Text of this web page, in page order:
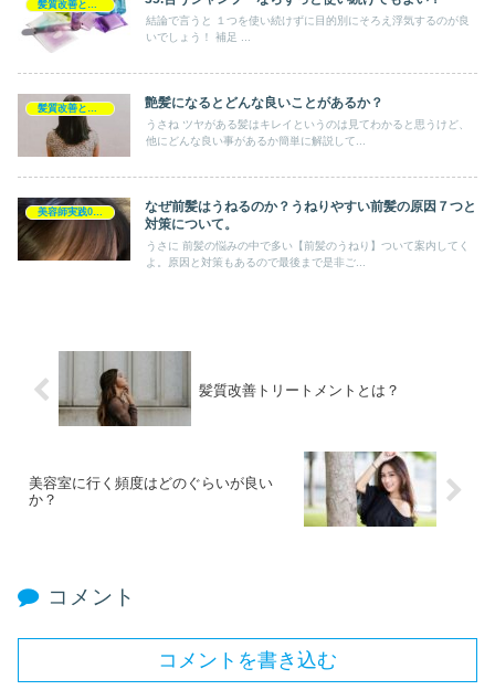
結論で言うと １つを使い続けずに目的別にそろえ浮気するのが良
いでしょう！ 補足 ...
艶髪になるとどんな良いことがあるか？
うさね ツヤがある髪はキレイというのは見てわかると思うけど、
他にどんな良い事があるか簡単に解説して...
なぜ前髪はうねるのか？うねりやすい前髪の原因７つと
対策について。
うさに 前髪の悩みの中で多い【前髪のうねり】ついて案内してく
よ。原因と対策もあるので最後まで是非ご...
髪質改善トリートメントとは？
美容室に行く頻度はどのぐらいが良い
か？
コメント
コメントを書き込む